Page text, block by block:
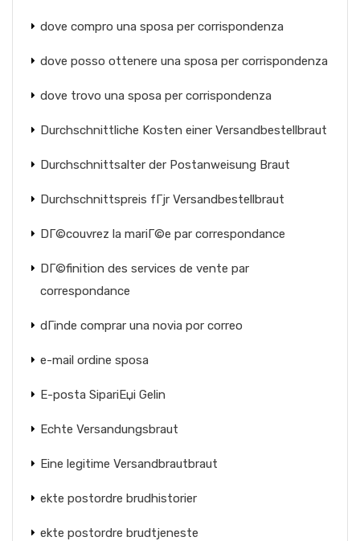
dove compro una sposa per corrispondenza
dove posso ottenere una sposa per corrispondenza
dove trovo una sposa per corrispondenza
Durchschnittliche Kosten einer Versandbestellbraut
Durchschnittsalter der Postanweisung Braut
Durchschnittspreis fГјr Versandbestellbraut
DГ©couvrez la mariГ©e par correspondance
DГ©finition des services de vente par
correspondance
dГіnde comprar una novia por correo
e-mail ordine sposa
E-posta SipariЕџi Gelin
Echte Versandungsbraut
Eine legitime Versandbrautbraut
ekte postordre brudhistorier
ekte postordre brudtjeneste